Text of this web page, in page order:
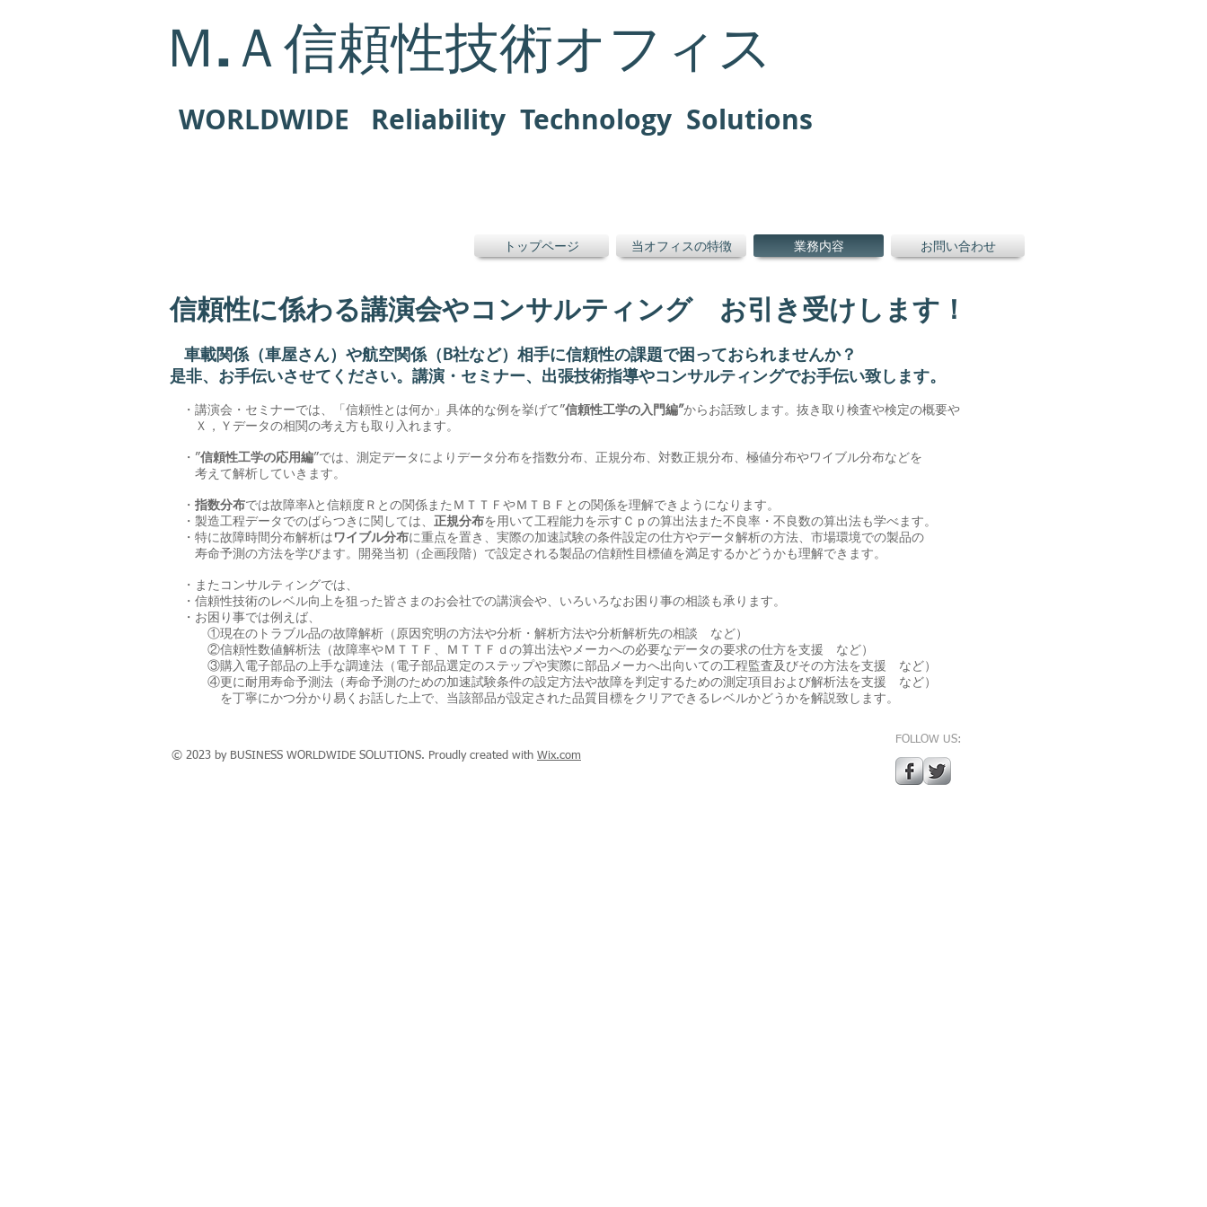
Ｍ.Ａ信頼性技術オフィス
WORLDWIDE Reliability Technology Solutions
トップページ 当オフィスの特徴 業務内容 お問い合わせ
信頼性に係わる講演会やコンサルティング お引き受けします！
車載関係（車屋さん）や航空関係（B社など）相手に信頼性の課題で困っておられませんか？
是非、お手伝いさせてください。 講演・セミナー、出張技術指導やコンサルティングでお手伝い致します。
・講演会・セミナーでは、「信頼性とは何か」具体的な例を挙げて”信頼性工学の入門編”からお話致します。抜き取り検査や検定の概要や
Ｘ，Ｙデータの相関の考え方も取り入れます。
・”信頼性工学の応用編”では、測定データによりデータ分布を指数分布、正規分布、対数正規分布、極値分布やワイブル分布などを
考えて解析していきます。
・ 指数分布では故障率λと信頼度Ｒとの関係またＭＴＴＦやＭＴＢＦとの関係を理解できようになります。
・製造工程データでのばらつきに関しては、 正規分布を用いて工程能力を示すＣｐの算出法また不良率・不良数の算出法も学べます。
・特に故障時間分布解析は ワイブル分布に重点を置き、実際の加速試験の条件設定の仕方やデータ解析の方法、市場環境での製品の
寿命予測の方法を学びます。開発当初（企画段階）で設定される製品の信頼性目標値を満足するかどうかも理解できます。
・またコンサルティングでは、
・信頼性技術のレベル向上を狙った皆さまのお会社での講演会や、いろいろなお困り事の相談も承ります。
・お困り事では例えば、
①現在のトラブル品の故障解析（原因究明の方法や分析・解析方法や分析解析先の相談 など）
②信頼性数値解析法（故障率やＭＴＴＦ、ＭＴＴＦｄの算出法やメーカへの必要なデータの要求の仕方を支援 など）
③購入電子部品の上手な調達法（電子部品選定のステップや実際に部品メーカへ出向いての工程監査及びその方法を支援 など）
④更に耐用寿命予測法（寿命予測のための加速試験条件の設定方法や故障を判定するための測定項目および解析法を支援 など）
を丁寧にかつ分かり易くお話した上で、当該部品が設定された品質目標をクリアできるレベルかどうかを解説致します。
FOLLOW US:
© 2023 by BUSINESS WORLDWIDE SOLUTIONS. Proudly created with Wix.com